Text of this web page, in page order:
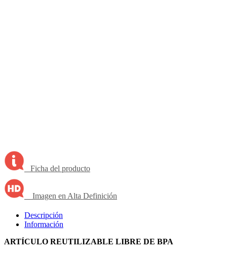
Ficha del producto
Imagen en Alta Definición
Descripción
Información
ARTÍCULO REUTILIZABLE LIBRE DE BPA